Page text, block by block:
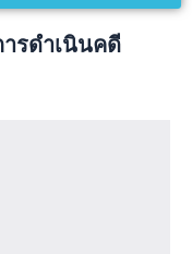
รดำเนินคดี